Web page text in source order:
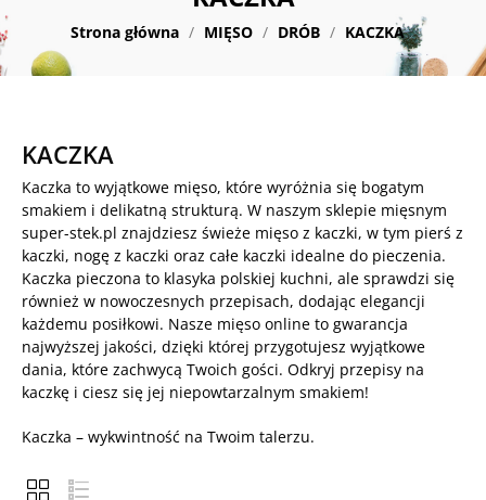
Strona główna MIĘSO DRÓB KACZKA
KACZKA
Kaczka to wyjątkowe mięso, które wyróżnia się bogatym
smakiem i delikatną strukturą. W naszym sklepie mięsnym
super-stek.pl znajdziesz świeże mięso z kaczki, w tym pierś z
kaczki, nogę z kaczki oraz całe kaczki idealne do pieczenia.
Kaczka pieczona to klasyka polskiej kuchni, ale sprawdzi się
również w nowoczesnych przepisach, dodając elegancji
każdemu posiłkowi. Nasze mięso online to gwarancja
najwyższej jakości, dzięki której przygotujesz wyjątkowe
dania, które zachwycą Twoich gości. Odkryj przepisy na
kaczkę i ciesz się jej niepowtarzalnym smakiem!
Kaczka – wykwintność na Twoim talerzu.